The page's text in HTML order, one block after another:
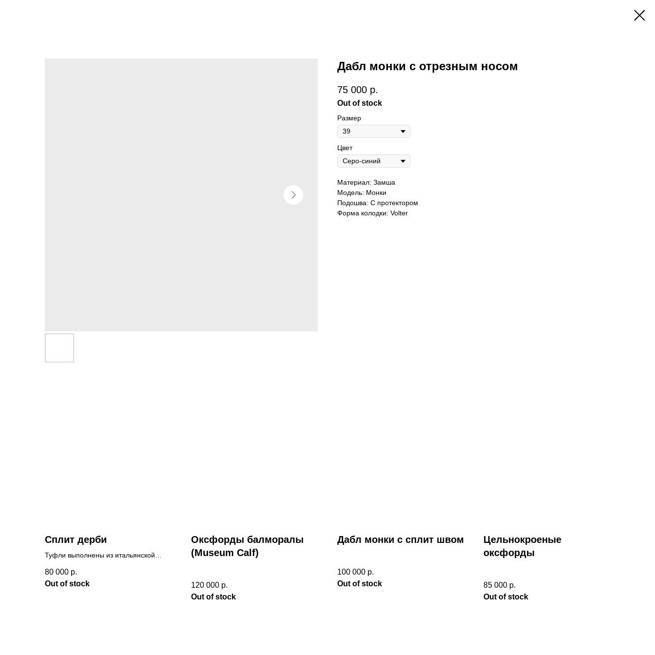
Дабл монки с отрезным носом
75 000 р.
Out of stock
Размер
Цвет
Материал: Замша
Модель: Монки
Подошва: С протектором
Форма колодки: Volter
Сплит дерби
Туфли выполнены из итальянской
Возможно исполнение в любом цвете.
80 000 р.
Out of stock
Оксфорды балморалы
(Museum Calf)
120 000 р.
Out of stock
Дабл монки с сплит швом
100 000 р.
Out of stock
Цельнокроеные
оксфорды
85 000 р.
Out of stock